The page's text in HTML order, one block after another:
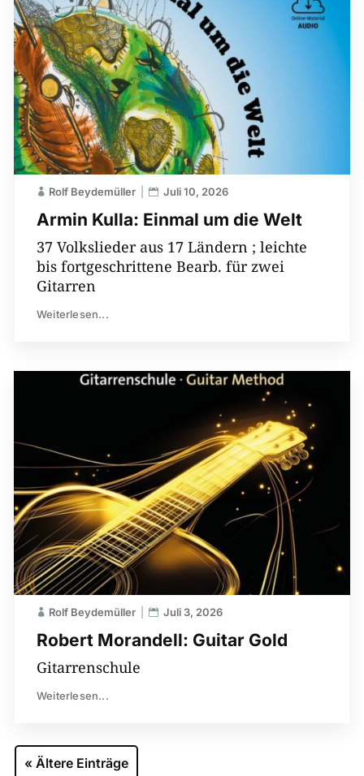
Armin Kulla: Einmal um die Welt
Rolf Beydemüller Juli 10, 2026
37 Volkslieder aus 17 Ländern ; leichte
bis fortgeschrittene Bearb. für zwei
Gitarren
Weiterlesen...
Robert Morandell: Guitar Gold
Rolf Beydemüller Juli 3, 2026
Gitarrenschule
Weiterlesen...
« Ältere Einträge